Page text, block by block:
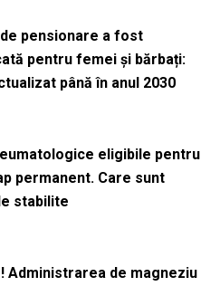
pensionare a fost
pentru femei și bărbați:
până în anul 2030
eligibile pentru
permanent. Care sunt
stabilite
Administrarea de magneziu